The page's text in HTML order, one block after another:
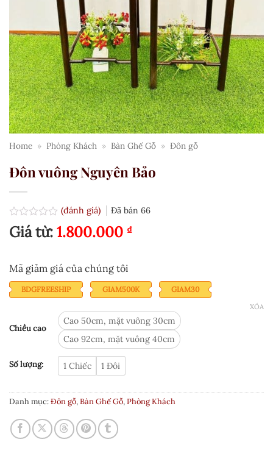
Home » Phòng Khách » Bàn Ghế Gỗ » Đôn gỗ
Đôn vuông Nguyên Bảo
Được
xếp
5
sao
(đánh giá) Đã bán 66
Giá từ:1.800.000 ₫
Mã giảm giá của chúng tôi
BDGFREESHIP GIAM500K GIAM30
Chiều cao
Cao 50cm, mặt vuông 30cm
Cao 92cm, mặt vuông 40cm
Số lượng: 1 Chiếc 1 Đôi
XÓA
Danh mục:Đôn gỗ,Bàn Ghế Gỗ,Phòng Khách